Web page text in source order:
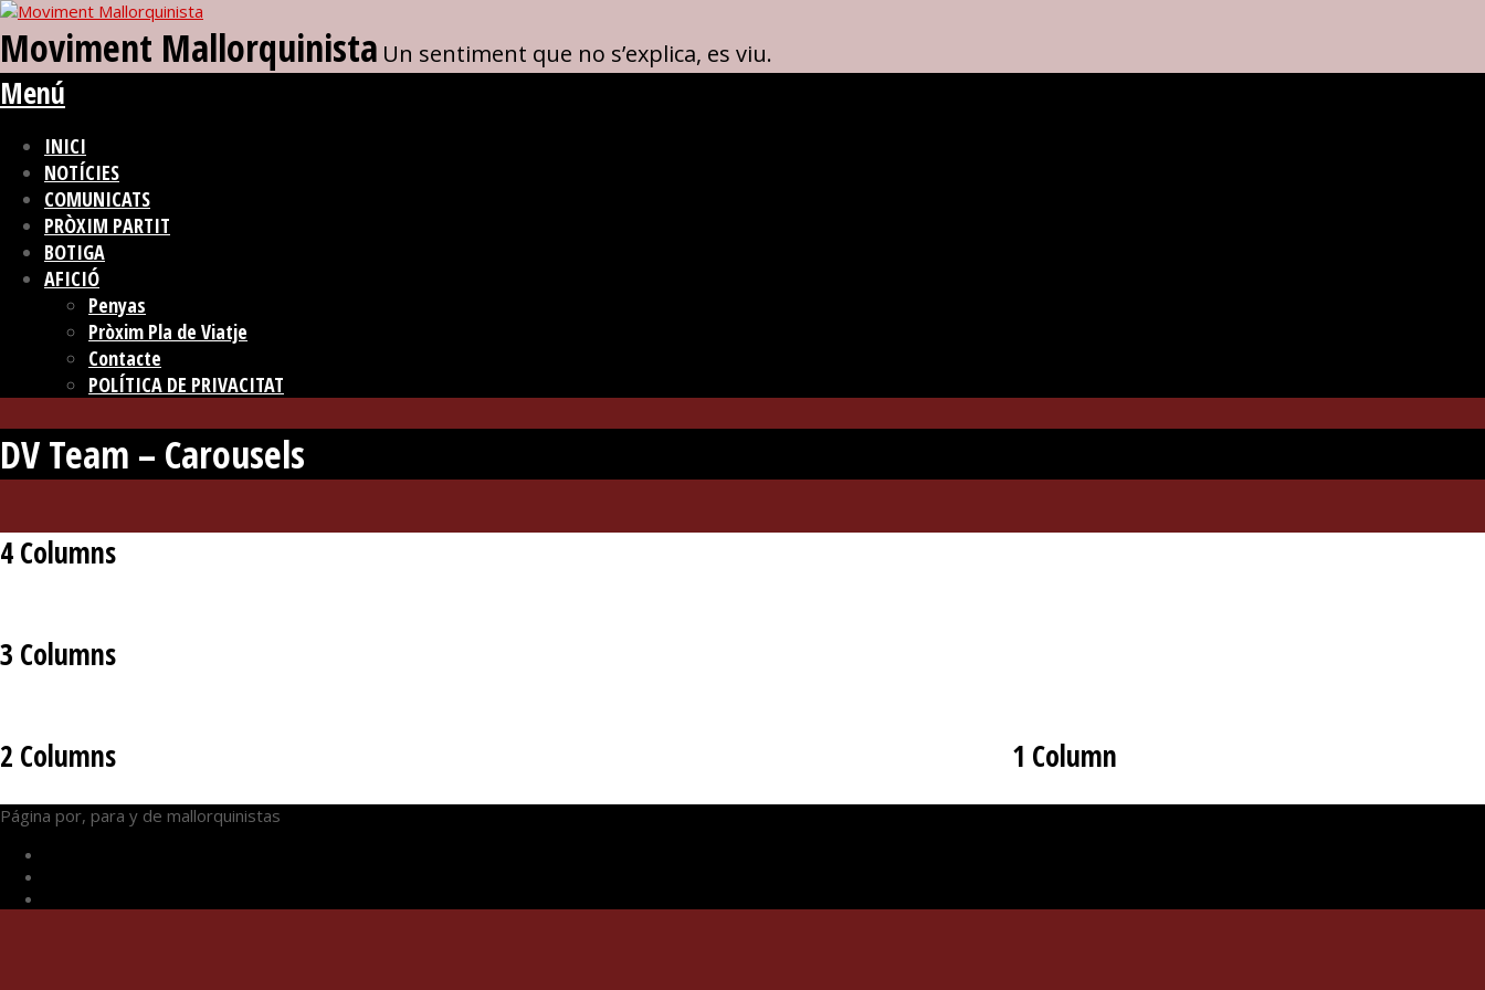
Moviment Mallorquinista Un sentiment que no s’explica, es viu.
Menú
INICI
NOTÍCIES
COMUNICATS
PRÒXIM PARTIT
BOTIGA
AFICIÓ
Penyas
Pròxim Pla de Viatje
Contacte
POLÍTICA DE PRIVACITAT
DV Team – Carousels
4 Columns
3 Columns
2 Columns 1 Column
Página por, para y de mallorquinistas